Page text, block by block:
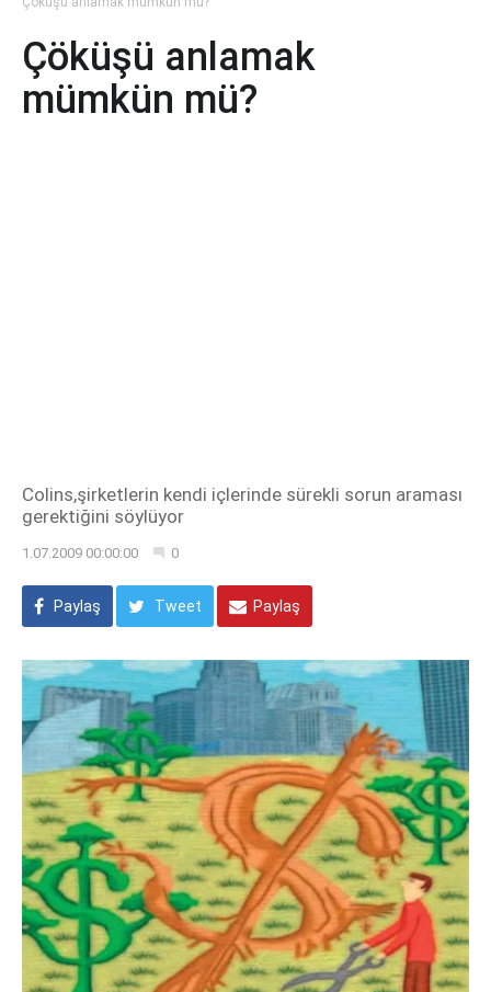
Çöküşü anlamak
mümkün mü?
Colins,şirketlerin kendi içlerinde sürekli sorun araması
gerektiğini söylüyor
1.07.2009 00:00:00 0
Paylaş Tweet Paylaş